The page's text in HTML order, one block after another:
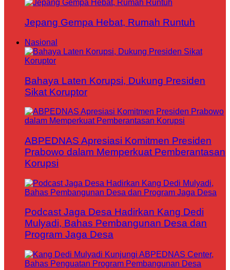
Jepang Gempa Hebat, Rumah Runtuh
Nasional
Bahaya Laten Korupsi, Dukung Presiden
Sikat Koruptor
ABPEDNAS Apresiasi Komitmen Presiden
Prabowo dalam Memperkuat Pemberantasan
Korupsi
Podcast Jaga Desa Hadirkan Kang Dedi
Mulyadi, Bahas Pembangunan Desa dan
Program Jaga Desa